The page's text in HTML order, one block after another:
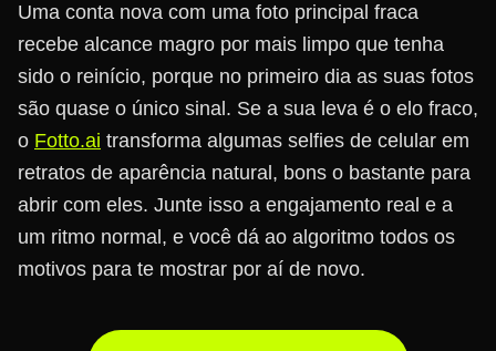
Uma conta nova com uma foto principal fraca
recebe alcance magro por mais limpo que tenha
sido o reinício, porque no primeiro dia as suas fotos
são quase o único sinal. Se a sua leva é o elo fraco,
o Fotto.ai transforma algumas selfies de celular em
retratos de aparência natural, bons o bastante para
abrir com eles. Junte isso a engajamento real e a
um ritmo normal, e você dá ao algoritmo todos os
motivos para te mostrar por aí de novo.